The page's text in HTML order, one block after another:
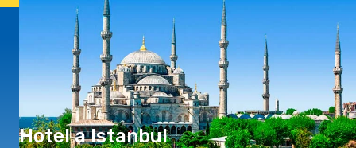
Hotel a Istanbul